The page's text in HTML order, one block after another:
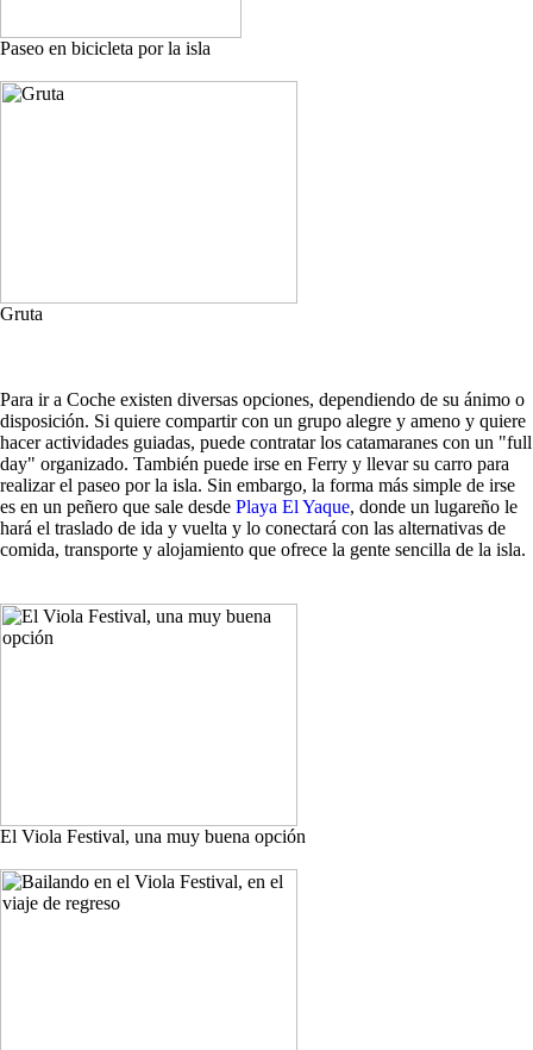
Paseo en bicicleta por la isla
Gruta
Para ir a Coche existen diversas opciones, dependiendo de su ánimo o
disposición. Si quiere compartir con un grupo alegre y ameno y quiere
hacer actividades guiadas, puede contratar los catamaranes con un "full
day" organizado. También puede irse en Ferry y llevar su carro para
realizar el paseo por la isla. Sin embargo, la forma más simple de irse
es en un peñero que sale desde Playa El Yaque, donde un lugareño le
hará el traslado de ida y vuelta y lo conectará con las alternativas de
comida, transporte y alojamiento que ofrece la gente sencilla de la isla.
El Viola Festival, una muy buena opción